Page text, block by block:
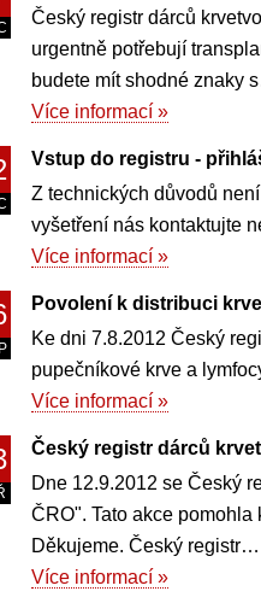
Český registr dárců
urgentně potřebují
budete mít shodné znaky
Více informací »
Vstup do registru -
Z technických důvodů
vyšetření nás kontaktujte
Více informací »
Povolení k distribuci
Ke dni 7.8.2012 Český
pupečníkové krve a
Více informací »
Český registr dárců
Dne 12.9.2012 se Český
ČRO". Tato akce
Děkujeme. Český registr…
Více informací »